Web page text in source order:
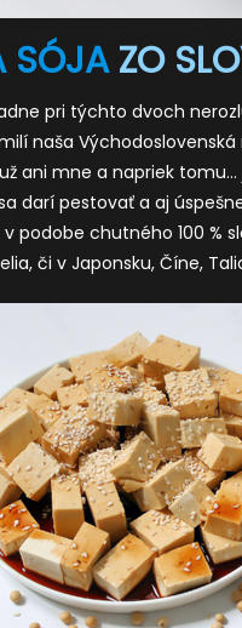
SÓJAZO
pri týchto dvoch
naša
ani mne a napriek tomu…
darí pestovať a aj
podobe chutného 100 %
či v Japonsku, Číne,